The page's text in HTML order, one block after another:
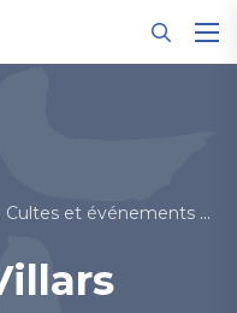
Cultes et événements